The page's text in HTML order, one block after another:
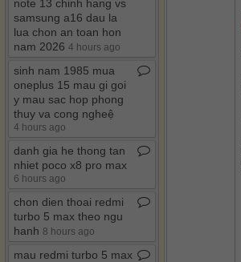
note 13 chinh hang vs
samsung a16 dau la
lua chon an toan hon
nam 2026 4 hours ago
sinh nam 1985 mua
oneplus 15 mau gi goi
y mau sac hop phong
thuy va cong ngheệ
4 hours ago
danh gia he thong tan
nhiet poco x8 pro max
6 hours ago
chon dien thoai redmi
turbo 5 max theo ngu
hanh 8 hours ago
mau redmi turbo 5 max